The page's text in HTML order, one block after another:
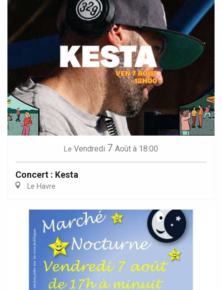
Le Vendredi 7 Août à 18:00
Concert : Kesta
Le Havre